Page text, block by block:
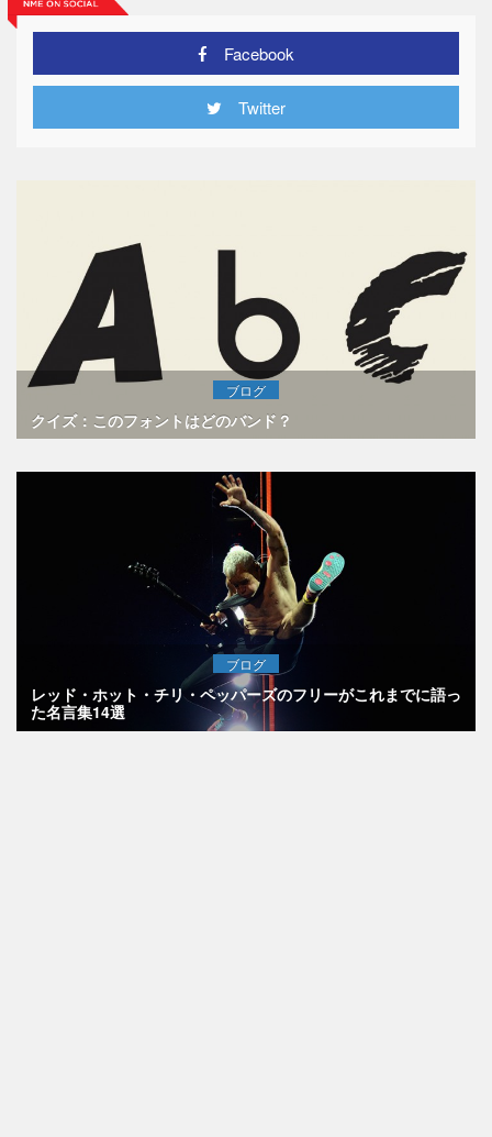
Facebook
Twitter
ブログ
クイズ：このフォントはどのバンド？
ブログ
レッド・ホット・チリ・ペッパーズのフリーがこれまでに語っ
た名言集14選